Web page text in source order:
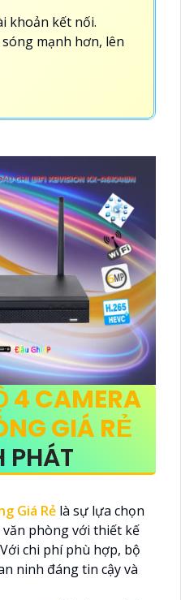
khoản kết nối.
mạnh hơn, lên
4 CAMERA
GIÁ RẺ
PHÁT
Giá Rẻ là sự lựa chọn
phòng với thiết kế
chi phí phù hợp, bộ
ninh đáng tin cậy và